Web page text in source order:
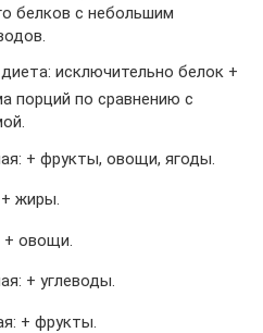
белков с небольшим
исключительно белок +
порций по сравнению с
+ фрукты, овощи, ягоды.
жиры.
+ овощи.
+ углеводы.
+ фрукты.